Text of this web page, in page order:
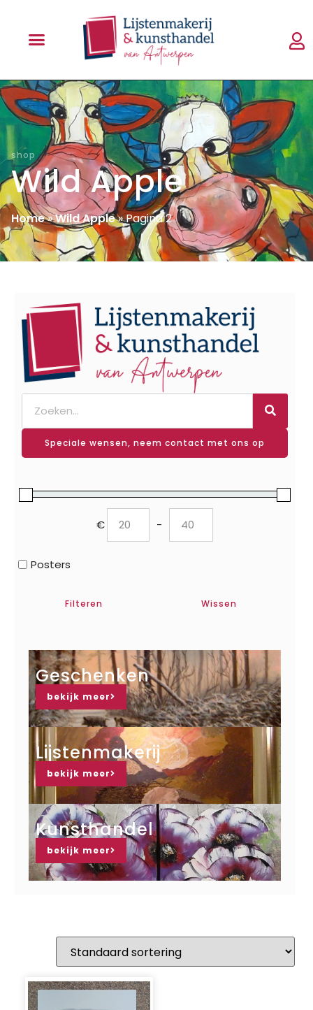
shop
Wild Apple
Home»Wild Apple»Pagina 2
Speciale wensen, neem contact met ons op
€ Minimum Price
-Maximum Price
Posters
Filteren Wissen
Geschenken
bekijk meer
Lijstenmakerij
bekijk meer
Kunsthandel
bekijk meer